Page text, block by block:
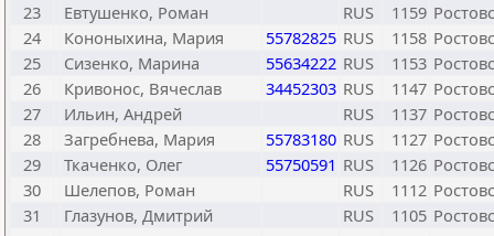
23
Евтушенко, Роман RUS 1159
24
Кононыхина, Мария 55782825 RUS 1158
25
Сизенко, Марина 55634222 RUS 1153
26
Кривонос, Вячеслав 34452303 RUS 1147
27
Ильин, Андрей RUS 1137
28
Загребнева, Мария 55783180 RUS 1127
29
Ткаченко, Олег 55750591 RUS 1126
30
Шелепов, Роман RUS 1112
31
Глазунов, Дмитрий RUS 1105